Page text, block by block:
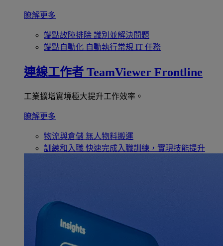
瞭解更多
端點故障排除 識別並解決問題
端點自動化 自動執行常規 IT 任務
連線工作者 TeamViewer Frontline
工業擴增實境極大提升工作效率。
瞭解更多
物流與倉儲 無人物料搬運
訓練和入職 快速完成入職訓練，實現技能提升